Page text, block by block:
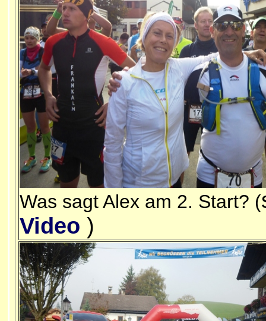
Was sagt Alex am 2. Start? (
Video )